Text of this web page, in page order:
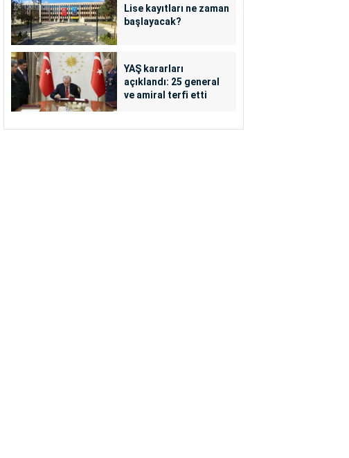
Lise kayıtları ne zaman
başlayacak?
YAŞ kararları
açıklandı: 25 general
ve amiral terfi etti